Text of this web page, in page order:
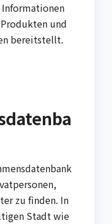
und
bereitstellt.
zu finden. In
Stadt wie